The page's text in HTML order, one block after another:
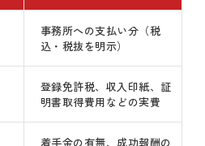
事務所への支払い分（税
込・税抜を明示）
登録免許税、収入印紙、証
明書取得費用などの実費
着手金の有無、成功報酬の